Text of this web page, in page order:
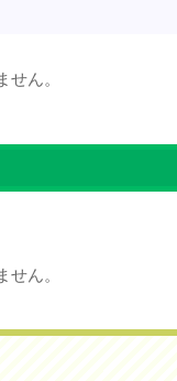
ん。
ん。